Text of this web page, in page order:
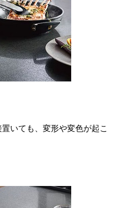
いても、変形や変色が起こ